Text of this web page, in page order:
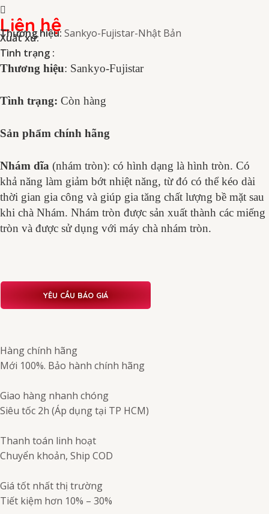
Liên hệ
Thương hiệu: Sankyo-Fujistar-Nhật Bản
Xuất xứ:
Tình trạng :
Thương hiệu: Sankyo-Fujistar
Tình trạng: Còn hàng
Sản phẩm chính hãng
Nhám dĩa (nhám tròn): có hình dạng là hình tròn. Có
khả năng làm giảm bớt nhiệt năng, từ đó có thể kéo dài
thời gian gia công và giúp gia tăng chất lượng bề mặt sau
khi chà Nhám. Nhám tròn được sản xuất thành các miếng
tròn và được sử dụng với máy chà nhám tròn.
YÊU CẦU BÁO GIÁ
Hàng chính hãng
Mới 100%. Bảo hành chính hãng
Giao hàng nhanh chóng
Siêu tốc 2h (Áp dụng tại TP HCM)
Thanh toán linh hoạt
Chuyển khoản, Ship COD
Giá tốt nhất thị trường
Tiết kiệm hơn 10% – 30%